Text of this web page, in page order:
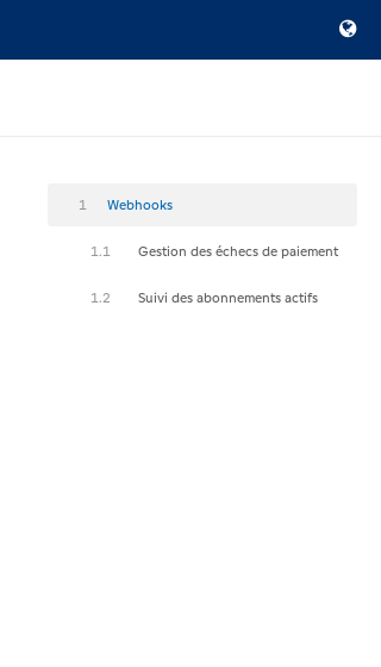
1 Webhooks
1.1 Gestion des échecs de paiement
1.2 Suivi des abonnements actifs